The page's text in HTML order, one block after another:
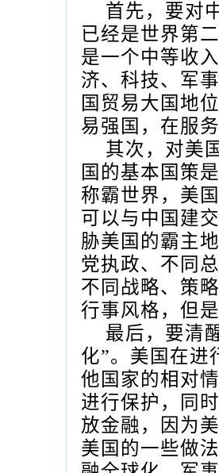
首先，要对
已经是世界第
是一个中等收
济、科技、军
国贸易大国地
易强国，在服
其次，对美
国的基本国策
称霸世界，美
可以与中国建
胁美国的霸主
党执政、不同
不同战略、策
行事风格，但
最后，要清
化”。美国在进
他国家的相对
进行保护，同
放金融，因为
美国的一些做